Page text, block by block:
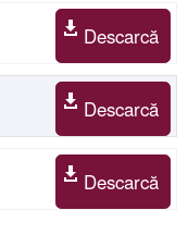
Descarcă
Descarcă
Descarcă